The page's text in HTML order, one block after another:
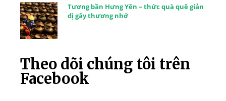
Tương bần Hưng Yên – thức quà quê giản
dị gây thương nhớ
Theo dõi chúng tôi trên
Facebook